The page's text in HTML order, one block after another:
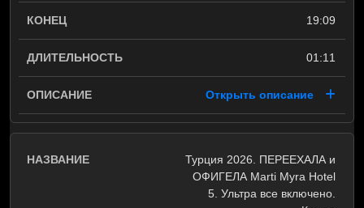
19:09
01:11
Открыть описание
Турция 2026. ПЕРЕЕХАЛА и
ОФИГЕЛА Marti Myra Hotel
5. Ультра все включено.